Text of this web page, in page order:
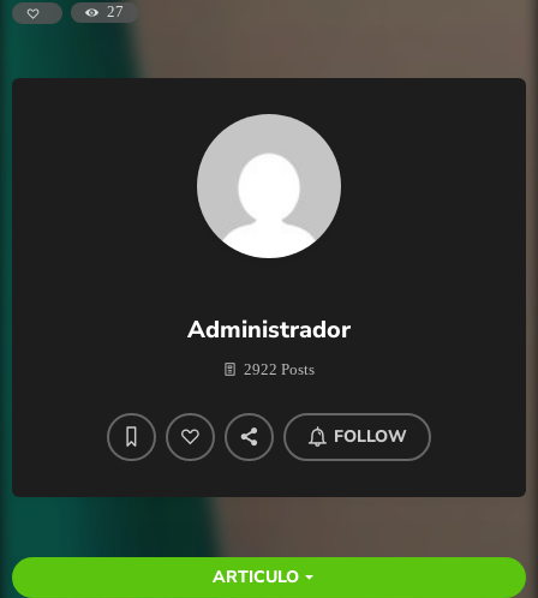
27
Administrador
2922 Posts
FOLLOW
ARTICULO arrow_drop_down